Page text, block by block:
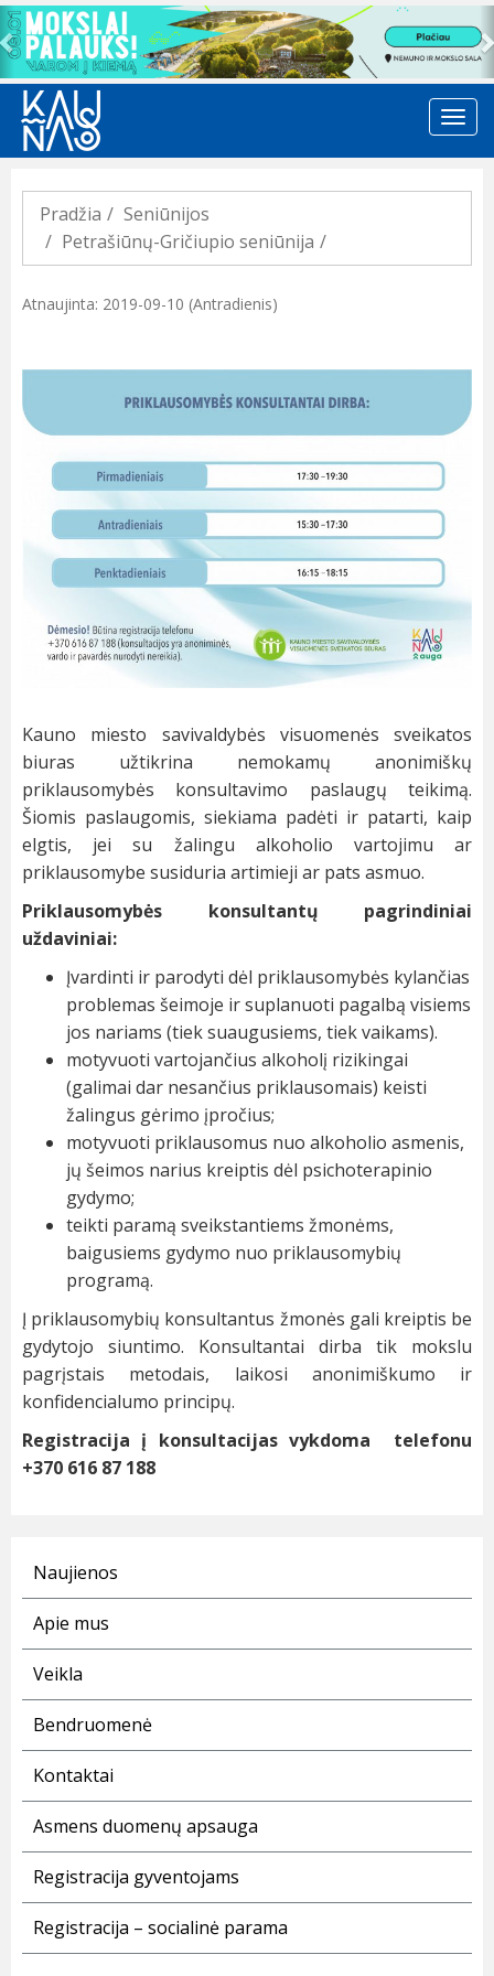
Previous
Pradžia
Seniūnijos
Petrašiūnų-Gričiupio seniūnija
Atnaujinta: 2019-09-10 (Antradienis)
Kauno miesto savivaldybės visuomenės sveikatos
biuras užtikrina nemokamų anonimiškų
priklausomybės konsultavimo paslaugų teikimą.
Šiomis paslaugomis, siekiama padėti ir patarti, kaip
elgtis, jei su žalingu alkoholio vartojimu ar
priklausomybe susiduria artimieji ar pats asmuo.
Priklausomybės konsultantų pagrindiniai
uždaviniai:
Įvardinti ir parodyti dėl priklausomybės kylančias
problemas šeimoje ir suplanuoti pagalbą visiems
jos nariams (tiek suaugusiems, tiek vaikams).
motyvuoti vartojančius alkoholį rizikingai
(galimai dar nesančius priklausomais) keisti
žalingus gėrimo įpročius;
motyvuoti priklausomus nuo alkoholio asmenis,
jų šeimos narius kreiptis dėl psichoterapinio
gydymo;
teikti paramą sveikstantiems žmonėms,
baigusiems gydymo nuo priklausomybių
programą.
Į priklausomybių konsultantus žmonės gali kreiptis be
gydytojo siuntimo. Konsultantai dirba tik mokslu
pagrįstais metodais, laikosi anonimiškumo ir
konfidencialumo principų.
Registracija į konsultacijas vykdoma telefonu
+370 616 87 188
Naujienos
Apie mus
Veikla
Bendruomenė
Kontaktai
Asmens duomenų apsauga
Registracija gyventojams
Registracija – socialinė parama